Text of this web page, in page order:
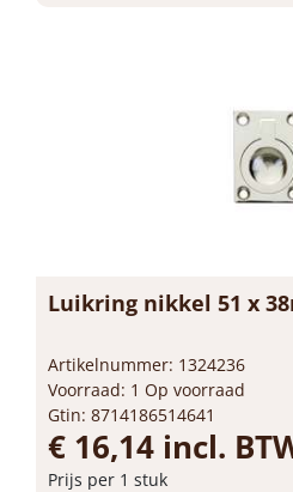
Luikring nikkel 51 x
Artikelnummer: 1324236
Voorraad: 1 Op voorraad
Gtin: 8714186514641
€ 16,14 incl.
Prijs per 1 stuk